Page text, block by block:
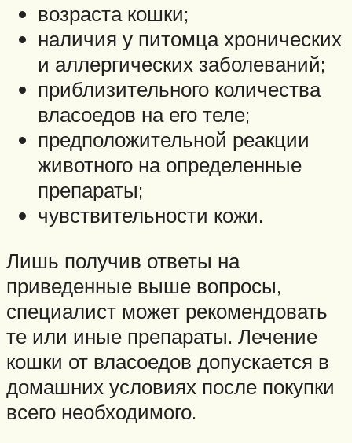
возраста кошки;
наличия у питомца хронических
и аллергических заболеваний;
приблизительного количества
власоедов на его теле;
предположительной реакции
животного на определенные
препараты;
чувствительности кожи.
Лишь получив ответы на
приведенные выше вопросы,
специалист может рекомендовать
те или иные препараты. Лечение
кошки от власоедов допускается в
домашних условиях после покупки
всего необходимого.